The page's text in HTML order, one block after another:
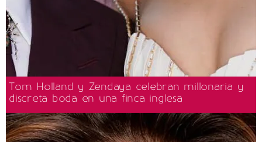
Tom Holland y Zendaya celebran millonaria y
discreta boda en una finca inglesa